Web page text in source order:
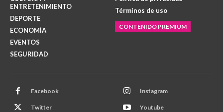
ENTRETENIMIENTO
DEPORTE
ECONOMÍA
EVENTOS
SEGURIDAD
Términos de uso
CONTENIDO PREMIUM
Facebook Instagram
Twitter Youtube